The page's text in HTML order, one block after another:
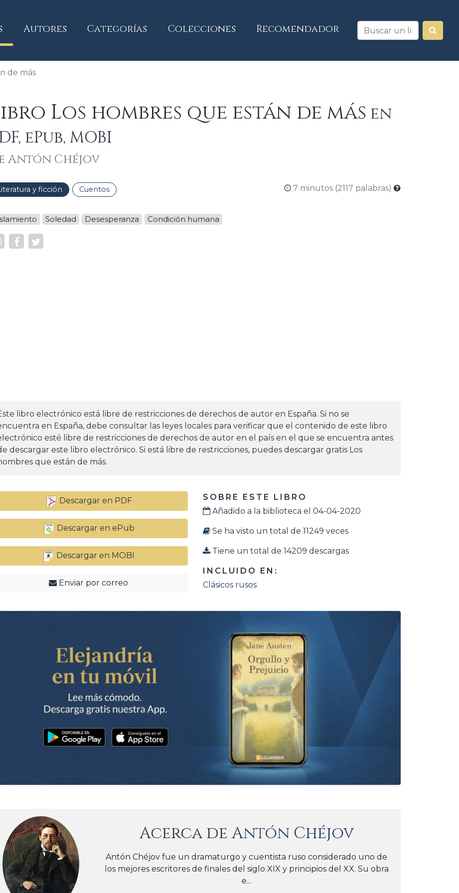
(current)
Autores Categorías Colecciones Recomendador
de más
Los hombres que están de más en
ePub, MOBI
Antón Chéjov
y ficción Cuentos 7 minutos (2117 palabras)
Soledad Desesperanza Condición humana
libro electrónico está libre de restricciones de derechos de autor en España. Si no se
en España, debe consultar las leyes locales para verificar que el contenido de este libro
esté libre de restricciones de derechos de autor en el país en el que se encuentra antes
descargar este libro electrónico. Si está libre de restricciones, puedes descargar gratis Los
que están de más.
Descargar en PDF
Descargar en ePub
Descargar en MOBI
Enviar por correo
SOBRE ESTE LIBRO
Añadido a la biblioteca el 04-04-2020
Se ha visto un total de 11249 veces
Tiene un total de 14209 descargas
INCLUIDO EN:
Clásicos rusos
Acerca deAntón Chéjov
Antón Chéjov fue un dramaturgo y cuentista ruso considerado uno de
los mejores escritores de finales del siglo XIX y principios del XX. Su obra
e...